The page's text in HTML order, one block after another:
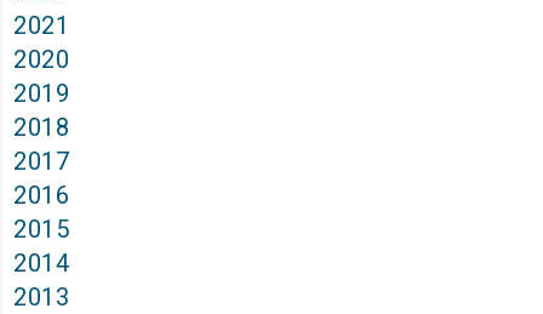
2021
2020
2019
2018
2017
2016
2015
2014
2013